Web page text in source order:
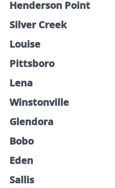
Henderson Point
Silver Creek
Louise
Pittsboro
Lena
Winstonville
Glendora
Bobo
Eden
Sallis